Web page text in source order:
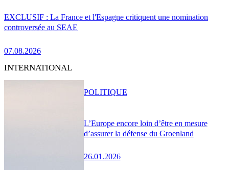
EXCLUSIF : La France et l'Espagne critiquent une nomination
controversée au SEAE
07.08.2026
INTERNATIONAL
L’Europe encore loin d’être en mesure
d’assurer la défense du Groenland
26.01.2026
POLITIQUE